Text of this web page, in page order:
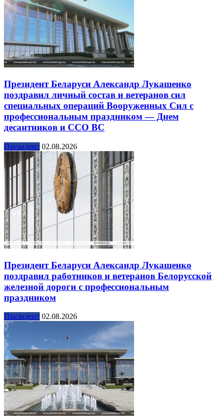
Президент Беларуси Александр Лукашенко
поздравил личный состав и ветеранов сил
специальных операций Вооруженных Сил с
профессиональным праздником — Днем
десантников и ССО ВС
Президент 02.08.2026
Президент Беларуси Александр Лукашенко
поздравил работников и ветеранов Белорусской
железной дороги с профессиональным
праздником
Президент 02.08.2026